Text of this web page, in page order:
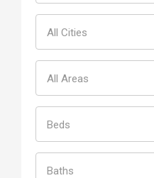
All Cities
All Areas
Beds
Baths